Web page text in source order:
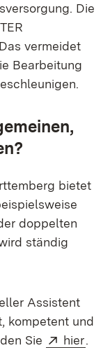
Die
vermeidet
Bearbeitung
bietet
in neuem
doppelten
ständig
Assistent
kompetent und
Sie
Extern:
hier.